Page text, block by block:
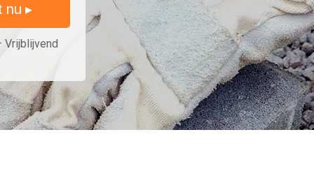
nu ▸
Vrijblijvend